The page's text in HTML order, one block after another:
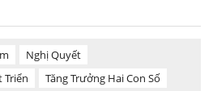
Nghị Quyết
Triển
Tăng Trưởng Hai Con Số